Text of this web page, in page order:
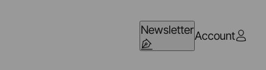
NewsletterAccount